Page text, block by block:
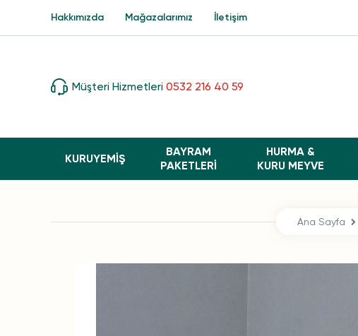
Müşteri Hizmetleri 0532 216 40 59
KURUYEMİŞ
BAYRAM
PAKETLERI
HURMA &
KURU MEYVE
Hakkımızda Mağazalarımız İletişim
Ana Sayfa